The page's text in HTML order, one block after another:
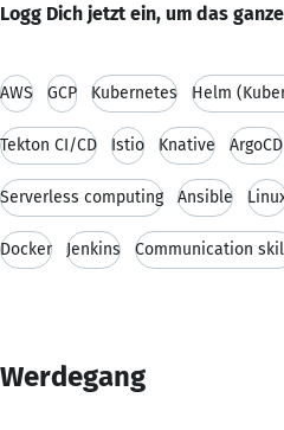
Logg Dich jetzt ein, um das
AWS GCP Kubernetes Helm
Tekton CI/CD Istio Knative ArgoCD
Serverless computing Ansible
Docker Jenkins Communication
Werdegang